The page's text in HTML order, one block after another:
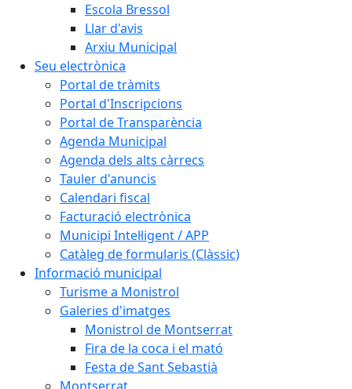
Escola Bressol
Llar d'avis
Arxiu Municipal
Seu electrònica
Portal de tràmits
Portal d'Inscripcions
Portal de Transparència
Agenda Municipal
Agenda dels alts càrrecs
Tauler d'anuncis
Calendari fiscal
Facturació electrònica
Municipi Intel·ligent / APP
Catàleg de formularis (Clàssic)
Informació municipal
Turisme a Monistrol
Galeries d'imatges
Monistrol de Montserrat
Fira de la coca i el mató
Festa de Sant Sebastià